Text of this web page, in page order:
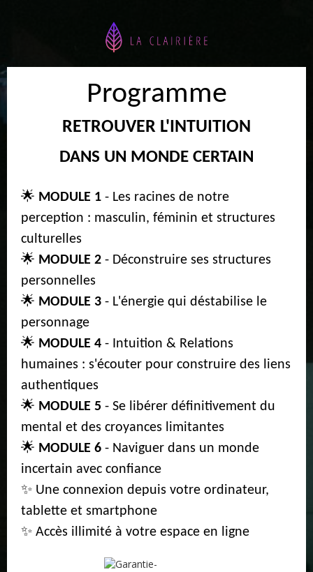
Programme
RETROUVER L'INTUITION
DANS UN MONDE CERTAIN
🌟 MODULE 1 - Les racines de notre
perception : masculin, féminin et structures
culturelles
🌟 MODULE 2 - Déconstruire ses structures
personnelles
🌟 MODULE 3 - L'énergie qui déstabilise le
personnage
🌟 MODULE 4 - Intuition & Relations
humaines : s'écouter pour construire des liens
authentiques
🌟 MODULE 5 - Se libérer définitivement du
mental et des croyances limitantes
🌟 MODULE 6 - Naviguer dans un monde
incertain avec confiance
✨ Une connexion depuis votre ordinateur,
tablette et smartphone
✨ Accès illimité à votre espace en ligne